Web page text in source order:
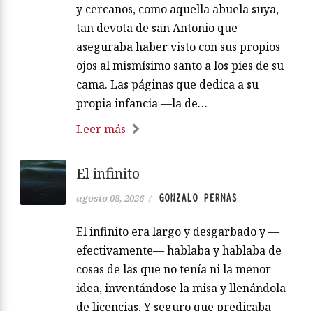
y cercanos, como aquella abuela suya,
tan devota de san Antonio que
aseguraba haber visto con sus propios
ojos al mismísimo santo a los pies de su
cama. Las páginas que dedica a su
propia infancia —la de…
Leer más
El infinito
agosto 08, 2026 / GONZALO PERNAS
El infinito era largo y desgarbado y —
efectivamente— hablaba y hablaba de
cosas de las que no tenía ni la menor
idea, inventándose la misa y llenándola
de licencias. Y seguro que predicaba